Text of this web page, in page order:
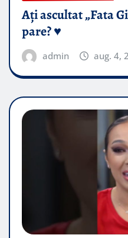
Ați ascultat „Fata
pare? ♥️
admin aug. 4,